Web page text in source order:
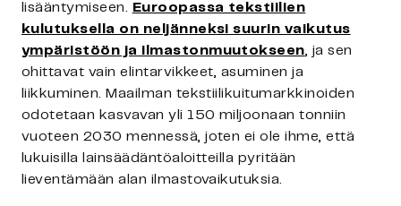
lisääntymiseen. Euroopassa tekstiilien
kulutuksella on neljänneksi suurin vaikutus
ympäristöön ja ilmastonmuutokseen, ja sen
ohittavat vain elintarvikkeet, asuminen ja
liikkuminen. Maailman tekstiilikuitumarkkinoiden
odotetaan kasvavan yli 150 miljoonaan tonniin
vuoteen 2030 mennessä, joten ei ole ihme, että
lukuisilla lainsäädäntöaloitteilla pyritään
lieventämään alan ilmastovaikutuksia.